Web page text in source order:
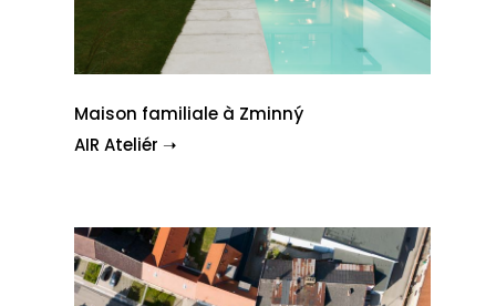
Maison familiale à Zminný
AIR Ateliér ➝